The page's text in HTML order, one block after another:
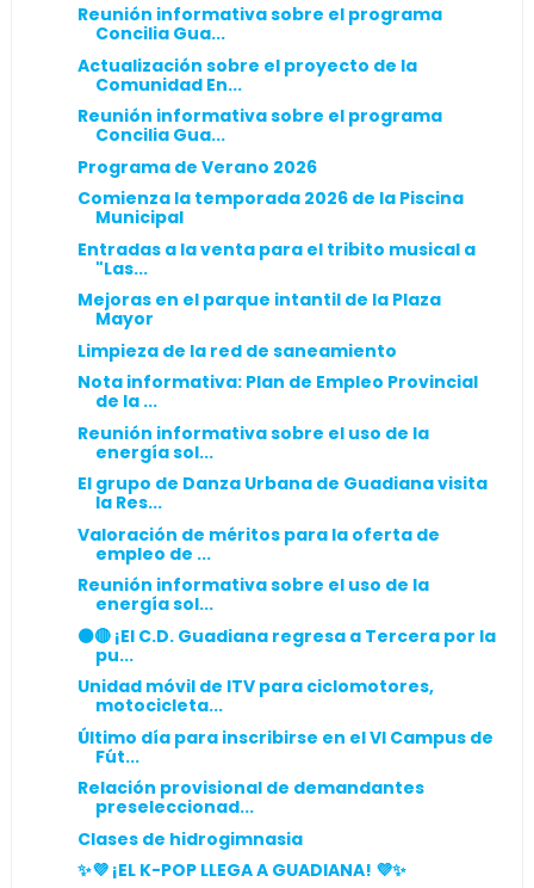
Reunión informativa sobre el programa
Concilia Gua...
Actualización sobre el proyecto de la
Comunidad En...
Reunión informativa sobre el programa
Concilia Gua...
Programa de Verano 2026
Comienza la temporada 2026 de la Piscina
Municipal
Entradas a la venta para el tribito musical a
"Las...
Mejoras en el parque intantil de la Plaza
Mayor
Limpieza de la red de saneamiento
Nota informativa: Plan de Empleo Provincial
de la ...
Reunión informativa sobre el uso de la
energía sol...
El grupo de Danza Urbana de Guadiana visita
la Res...
Valoración de méritos para la oferta de
empleo de ...
Reunión informativa sobre el uso de la
energía sol...
⚫️🔴 ¡El C.D. Guadiana regresa a Tercera por la
pu...
Unidad móvil de ITV para ciclomotores,
motocicleta...
Último día para inscribirse en el VI Campus de
Fút...
Relación provisional de demandantes
preseleccionad...
Clases de hidrogimnasia
✨💜 ¡EL K-POP LLEGA A GUADIANA! 💜✨